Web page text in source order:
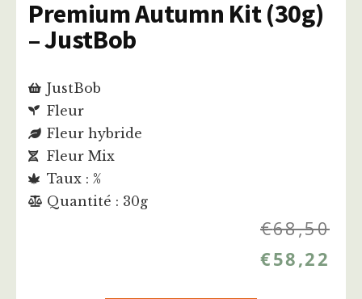
Premium Autumn Kit (30g)
– JustBob
JustBob
Fleur
Fleur hybride
Fleur Mix
Taux : %
Quantité : 30g
€68,50
€58,22